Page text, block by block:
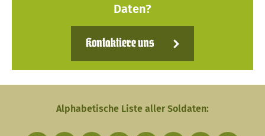
Daten?
Kontaktiere uns
Alphabetische Liste aller Soldaten: